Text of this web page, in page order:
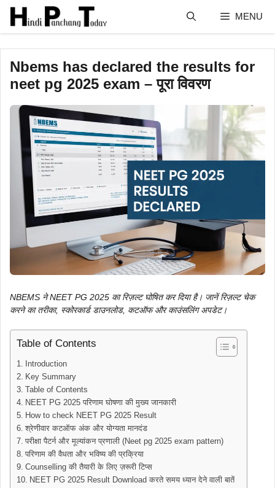
Skip
content
MENU
Nbems has declared the results for
neet pg 2025 exam – पूरा विवरण
NBEMS ने NEET PG 2025 का रिज़ल्ट घोषित कर दिया है। जानें रिज़ल्ट चेक
करने का तरीका, स्कोरकार्ड डाउनलोड, कटऑफ और काउंसलिंग अपडेट।
Table of Contents
Introduction
Key Summary
Table of Contents
NEET PG 2025 परिणाम घोषणा की मुख्य जानकारी
How to check NEET PG 2025 Result
श्रेणीवार कटऑफ अंक और योग्यता मानदंड
परीक्षा पैटर्न और मूल्यांकन प्रणाली (Neet pg 2025 exam pattern)
परिणाम की वैधता और भविष्य की प्रक्रिया
Counselling की तैयारी के लिए ज़रूरी टिप्स
NEET PG 2025 Result Download करते समय ध्यान देने वाली बातें